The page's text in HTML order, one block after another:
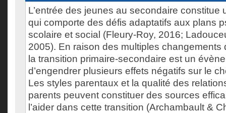
L’entrée des jeunes au secondaire constitue
qui comporte des défis adaptatifs aux plans
scolaire et social (Fleury-Roy, 2016;
2005). En raison des multiples changements
la transition primaire-secondaire est un
d’engendrer plusieurs effets négatifs sur le
Les styles parentaux et la qualité des
parents peuvent constituer des sources
l’aider dans cette transition (Archambault &